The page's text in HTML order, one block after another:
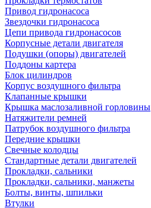
Привод гидронасоса
Звездочки гидронасоса
Цепи привода гидронасосов
Корпусные детали двигателя
Подушки (опоры) двигателей
Поддоны картера
Блок цилиндров
Корпус воздушного фильтра
Клапанные крышки
Крышка маслозаливной горловины
Натяжители ремней
Патрубок воздушного фильтра
Передние крышки
Свечные колодцы
Стандартные детали двигателей
Прокладки, сальники
Прокладки, сальники, манжеты
Болты, винты, шпильки
Втулки